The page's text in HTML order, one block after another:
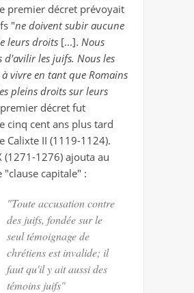
premier décret prévoyait
"ne doivent subir aucune
leurs droits [...]. Nous
d'avilir les juifs. Nous les
vivre en tant que Romains
pleins droits sur leurs
premier décret fut
cinq cent ans plus tard
Calixte II (1119-1124).
(1271-1276) ajouta au
"clause capitale" :
"Toute accusation contre
des juifs, fondée sur le
seul témoignage de
chrétiens est invalide; il
faut qu'il y ait aussi des
témoins juifs"